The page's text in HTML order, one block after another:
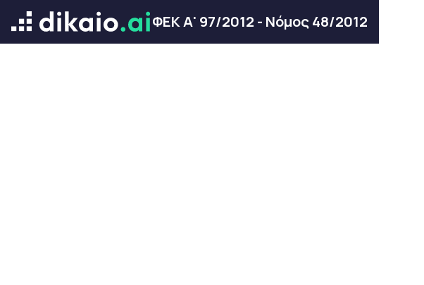
ΦΕΚ Α' 97/2012 - Νόμος 48/2012